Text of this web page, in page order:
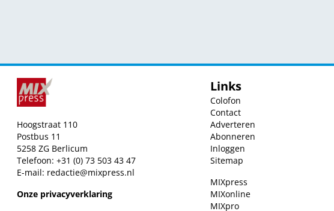
Hoogstraat 110
Postbus 11
5258 ZG Berlicum
Telefoon: +31 (0) 73 503 43 47
E-mail: redactie@mixpress.nl
Onze privacyverklaring
Links
Colofon
Contact
Adverteren
Abonneren
Inloggen
Sitemap
MIXpress
MIXonline
MIXpro